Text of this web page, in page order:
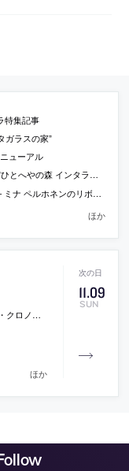
特集記事
ガラスの家”
ューアル
インタラクティブな風景”
ネンのリボンプロジェクト”
ほか
11.09
SUN
11/24]
ほか